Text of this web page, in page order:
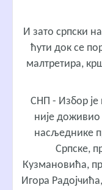
И зато српски
ћути док се
малтретира,
СНП - Избор је
није
насљеднике
Српске,
Кузмановића,
Игора